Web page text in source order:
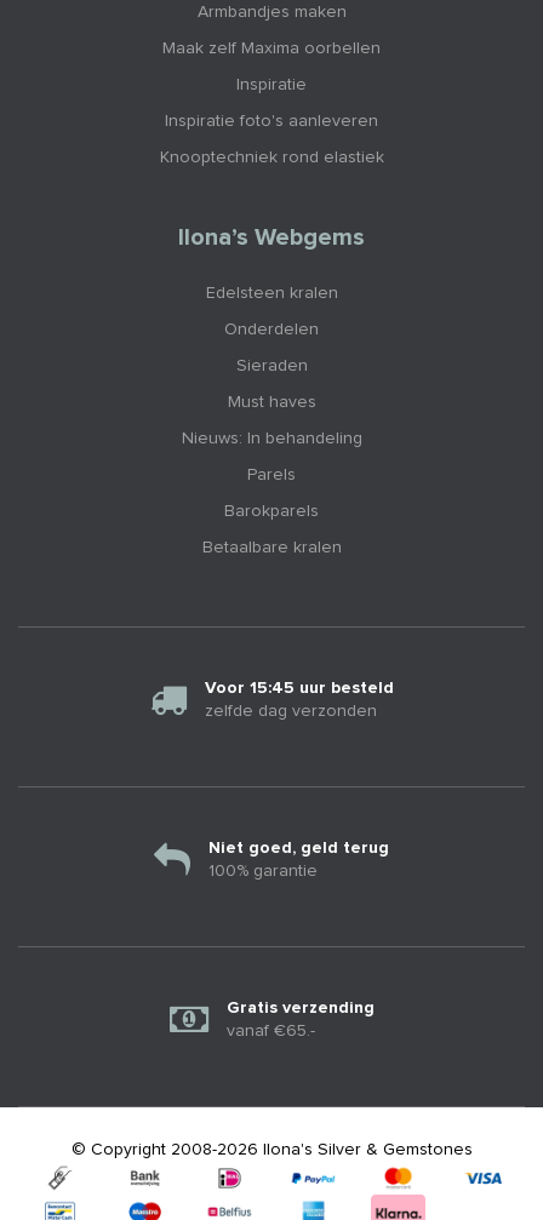
Armbandjes maken
Maak zelf Maxima oorbellen
Inspiratie
Inspiratie foto's aanleveren
Knooptechniek rond elastiek
Ilona’s Webgems
Edelsteen kralen
Onderdelen
Sieraden
Must haves
Nieuws: In behandeling
Parels
Barokparels
Betaalbare kralen
Voor 15:45 uur besteld
zelfde dag verzonden
Niet goed, geld terug
100% garantie
Gratis verzending
vanaf €65.-
© Copyright 2008-2026 Ilona's Silver & Gemstones